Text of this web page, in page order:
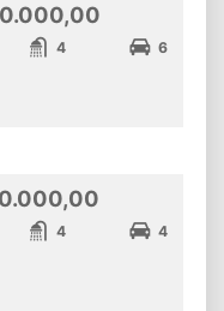
4 6
4 4